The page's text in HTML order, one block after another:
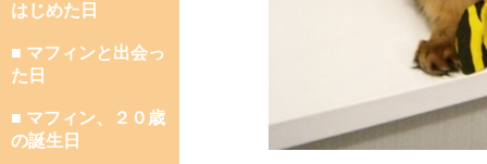
はじめた日
■ マフィンと出会っ
た日
■ マフィン、２０歳
の誕生日